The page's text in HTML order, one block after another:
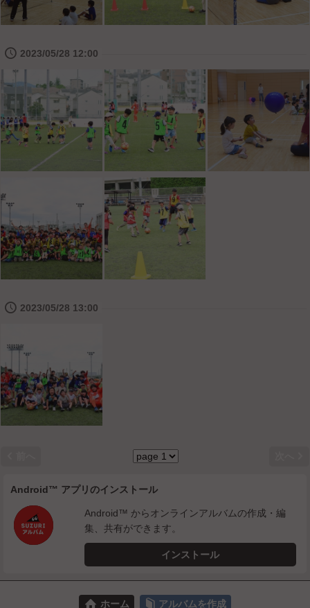
🕔 2023/05/28 12:00
🕔 2023/05/28 13:00
Android™ アプリのインストール
Android™ からオンラインアルバムの作成・編
集、共有ができます。
インストール
ホーム アルバムを作成